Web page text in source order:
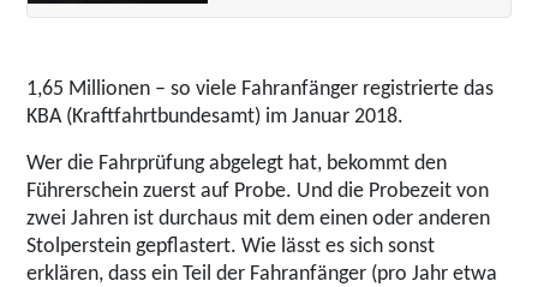
1,65 Millionen – so viele Fahranfänger registrierte das
KBA (Kraftfahrtbundesamt) im Januar 2018.
Wer die Fahrprüfung abgelegt hat, bekommt den
Führerschein zuerst auf Probe. Und die Probezeit von
zwei Jahren ist durchaus mit dem einen oder anderen
Stolperstein gepflastert. Wie lässt es sich sonst
erklären, dass ein Teil der Fahranfänger (pro Jahr etwa